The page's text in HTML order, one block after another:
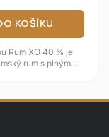
KOŠÍKU
Rum XO 40 % je
rum s plným
dozrává v...